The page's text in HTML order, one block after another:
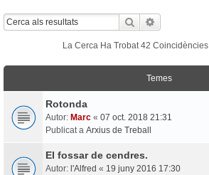
Cerca
La Cerca Ha Trobat 42 Coincidències
Temes
Rotonda
Autor: Marc « 07 oct. 2018 21:31
Publicat a Arxius de Treball
El fossar de cendres.
Autor: l'Alfred « 19 juny 2016 17:30